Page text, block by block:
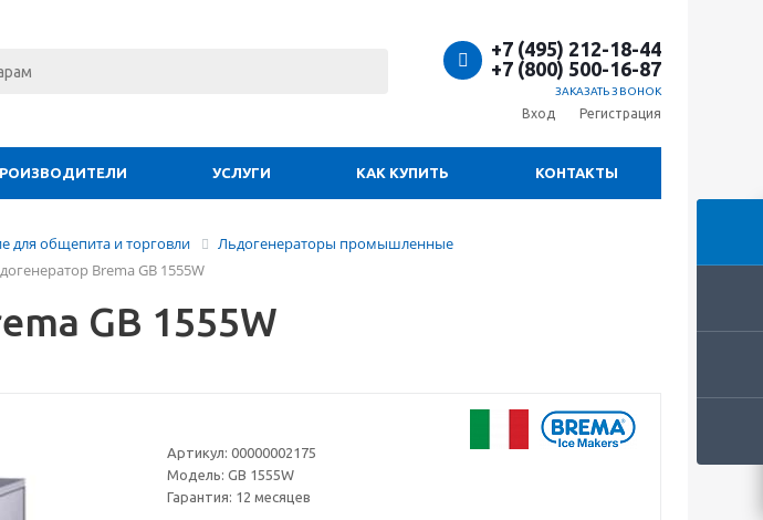
+7 (495) 212-18-44
+7 (800) 500-16-87
ЗАКАЗАТЬ ЗВОНОК
Вход Регистрация
УСЛУГИ КАК КУПИТЬ КОНТАКТЫ
для общепита и торговли
Льдогенераторы промышленные
Brema GВ 1555W
GВ 1555W
Артикул: 00000002175
Модель: GВ 1555W
Гарантия: 12 месяцев